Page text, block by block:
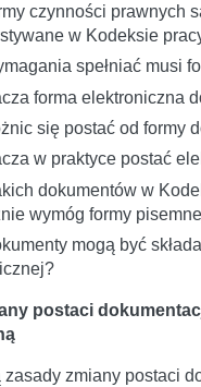
czynności prawnych
w Kodeksie
spełniać musi
forma elektroniczna
się postać od formy
w praktyce postać
dokumentów w
wymóg formy
mogą być
postaci
zasady zmiany postaci